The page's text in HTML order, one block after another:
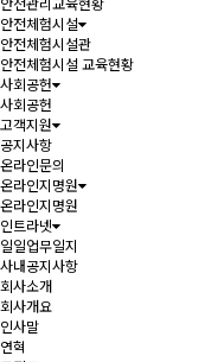
안전체험시설
안전체험시설관
안전체험시설 교육현황
사회공헌
사회공헌
고객지원
공지사항
온라인문의
온라인지명원
온라인지명원
인트라넷
일일업무일지
사내공지사항
회사소개
회사개요
인사말
연혁